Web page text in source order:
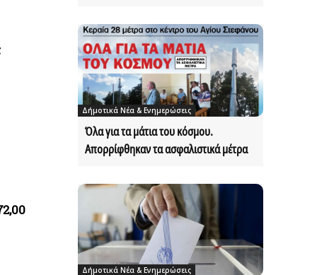
Δήμοτικά Νέα & Ενημερώσεις
Όλα για τα μάτια του κόσμου.
Απορρίφθηκαν τα ασφαλιστικά μέτρα
Δήμοτικά Νέα & Ενημερώσεις